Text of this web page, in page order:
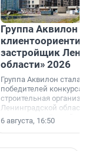
Группа Аквилон
застройщик
области» 2026
Группа Аквилон стала
победителей конкурса
строительная
Ленинградской области
номинации «Самый
застройщик
области».
6 августа, 16:50